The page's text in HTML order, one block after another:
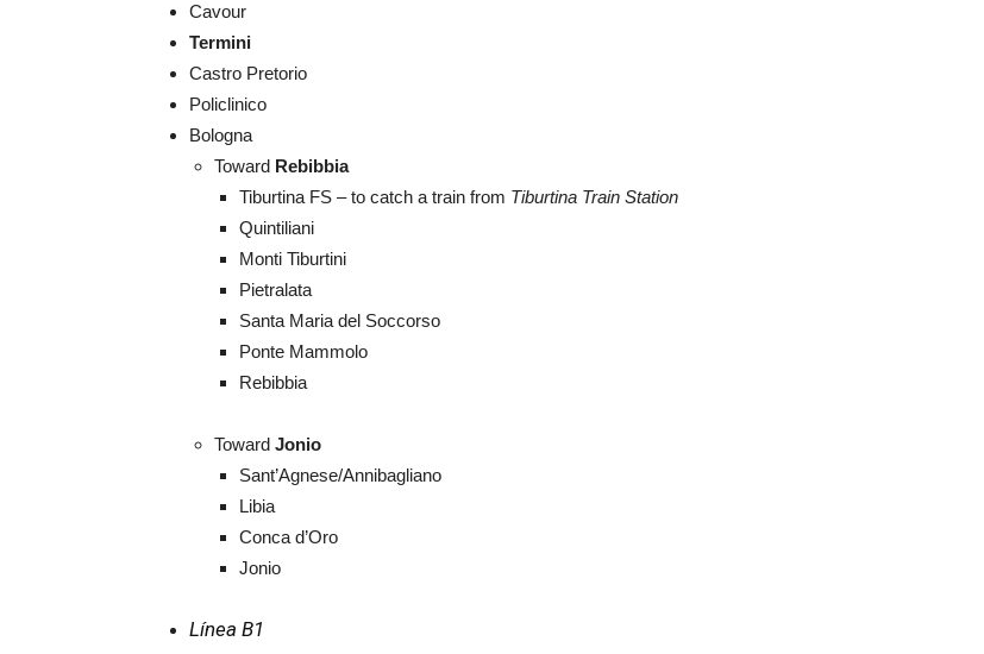
Cavour
Termini
Castro Pretorio
Policlinico
Bologna
Toward Rebibbia
Tiburtina FS – to catch a train from Tiburtina Train Station
Quintiliani
Monti Tiburtini
Pietralata
Santa Maria del Soccorso
Ponte Mammolo
Rebibbia
Toward Jonio
Sant’Agnese/Annibagliano
Libia
Conca d’Oro
Jonio
Línea B1